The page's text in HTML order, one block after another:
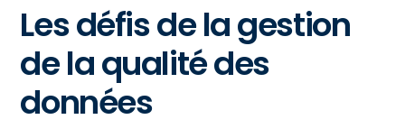
Les défis de la gestion
de la qualité des
données